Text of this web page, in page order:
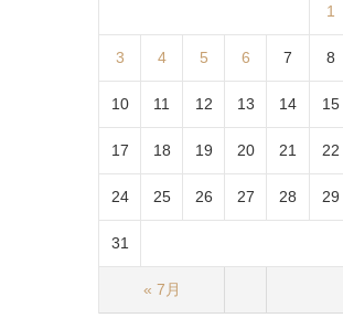
« 7月
1
3 4 5 6 7 8
10 11 12 13 14 15
17 18 19 20 21 22
24 25 26 27 28 29
31